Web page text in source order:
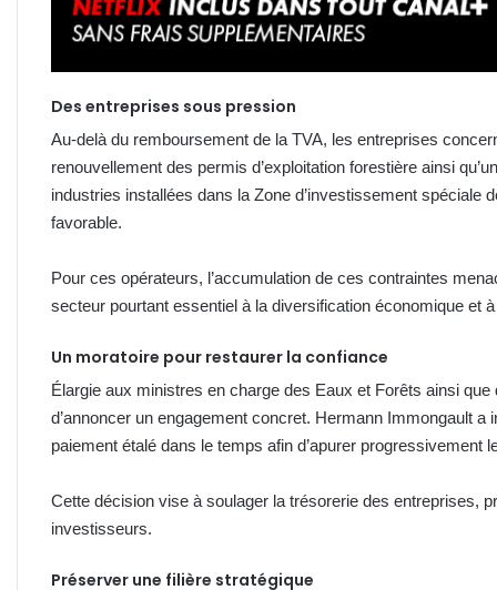
Des entreprises sous pression
Au-delà du remboursement de la TVA, les entreprises
renouvellement des permis d’exploitation forestière ainsi
industries installées dans la Zone d’investissement spéciale
favorable.
Pour ces opérateurs, l’accumulation de ces contraintes
secteur pourtant essentiel à la diversification économique et
Un moratoire pour restaurer la confiance
Élargie aux ministres en charge des Eaux et Forêts ainsi
d’annoncer un engagement concret. Hermann Immongault a
paiement étalé dans le temps afin d’apurer progressivement
Cette décision vise à soulager la trésorerie des entreprises,
investisseurs.
Préserver une filière stratégique